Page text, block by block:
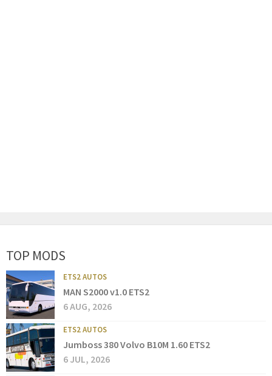
TOP MODS
ETS2 AUTOS
MAN S2000 v1.0 ETS2
6 AUG, 2026
ETS2 AUTOS
Jumboss 380 Volvo B10M 1.60 ETS2
6 JUL, 2026